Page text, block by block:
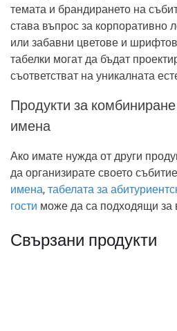
темата и брандирането на
става въпрос за корпоративно
или забавни цветове и
табелки могат да бъдат
съответстват на уникалната
Продукти за
имена
Ако имате нужда от други
да организирате своето
имена, табелата за
гости може да са подходящи за
Свързани продукти